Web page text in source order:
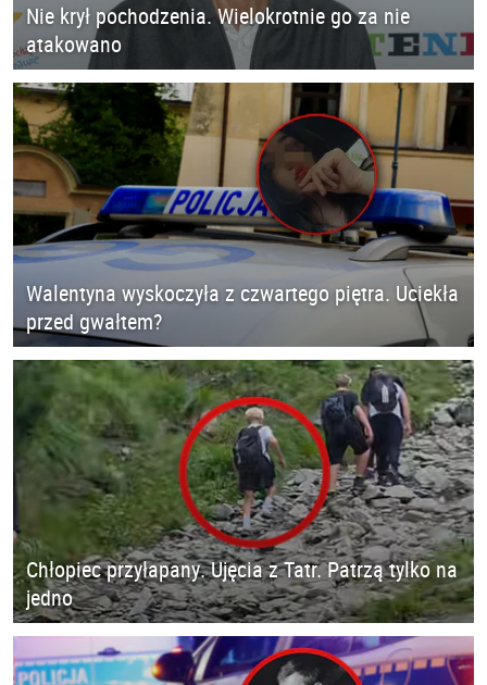
Nie krył pochodzenia. Wielokrotnie go za nie
atakowano
Walentyna wyskoczyła z czwartego piętra. Uciekła
przed gwałtem?
Chłopiec przyłapany. Ujęcia z Tatr. Patrzą tylko na
jedno